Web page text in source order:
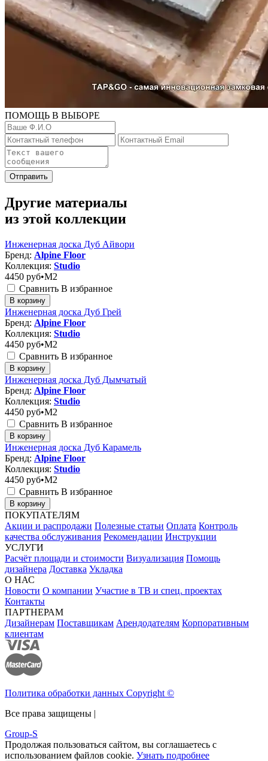
ПОМОЩЬ В ВЫБОРЕ
Отправить
Другие материалы
из этой коллекции
Инженерная доска Дуб Айвори
Бренд: Alpine Floor
Коллекция: Studio
4450 руб•M2
Сравнить В избранное
В корзину
Инженерная доска Дуб Грей
Бренд: Alpine Floor
Коллекция: Studio
4450 руб•M2
Сравнить В избранное
В корзину
Инженерная доска Дуб Дымчатый
Бренд: Alpine Floor
Коллекция: Studio
4450 руб•M2
Сравнить В избранное
В корзину
Инженерная доска Дуб Карамель
Бренд: Alpine Floor
Коллекция: Studio
4450 руб•M2
Сравнить В избранное
В корзину
ПОКУПАТЕЛЯМ
Акции и распродажи Полезные статьи Оплата Контроль
качества обслуживания Рекомендации Инструкции
УСЛУГИ
Расчёт площади и стоимости Визуализация Помощь
дизайнера Доставка Укладка
О НАС
Новости О компании Участие в ТВ и спец. проектах
Контакты
ПАРТНЕРАМ
Дизайнерам Поставщикам Арендодателям Корпоративным
клиентам
Политика обработки данных Copyright ©
Все права защищены |
Group-S
Продолжая пользоваться сайтом, вы соглашаетесь с
использованием файлов cookie. Узнать подробнее